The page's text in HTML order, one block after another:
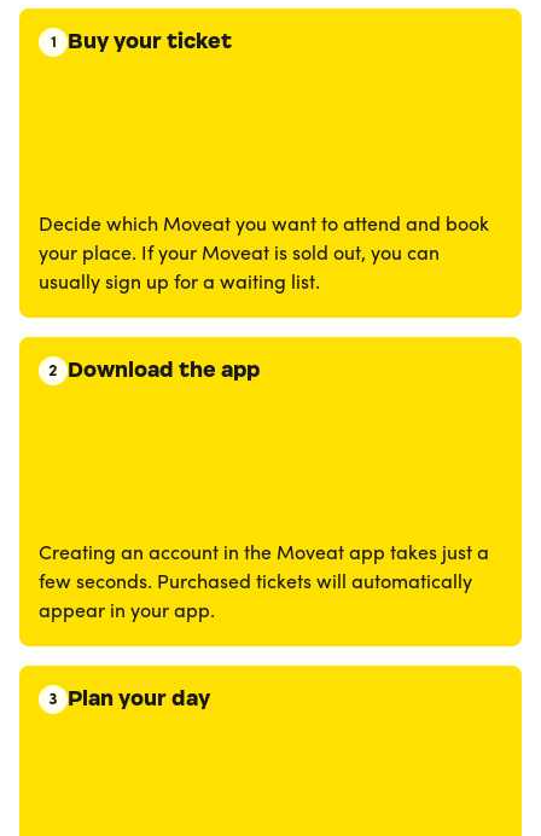
1 Buy your ticket
Decide which Moveat you want to attend and book
your place. If your Moveat is sold out, you can
usually sign up for a waiting list.
2 Download the app
Creating an account in the Moveat app takes just a
few seconds. Purchased tickets will automatically
appear in your app.
3 Plan your day